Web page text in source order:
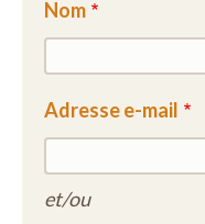
Nom
Adresse e-mail
et/ou